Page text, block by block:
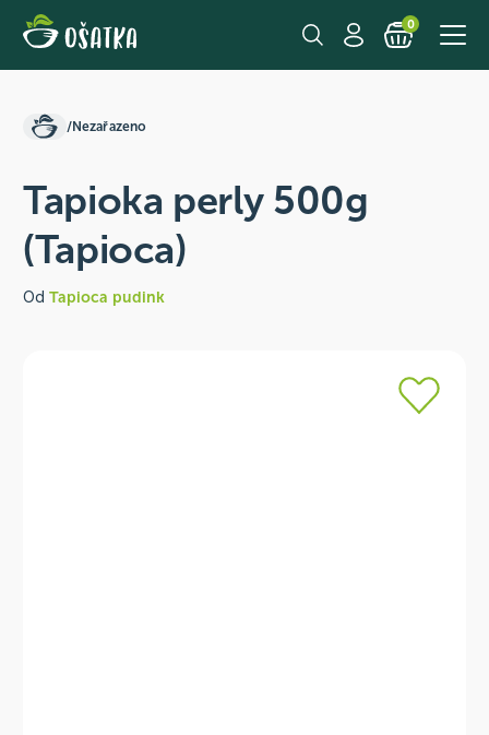
0
/Nezařazeno
Tapioka perly 500g
(Tapioca)
Od Tapioca pudink